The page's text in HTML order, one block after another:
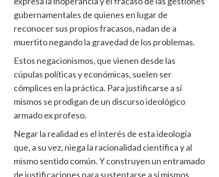
gubernamentales de quienes en lugar de
reconocer sus propios fracasos, nadan de a
muertito negando la gravedad de los problemas.
Estos negacionismos, que vienen desde las
cúpulas políticas y económicas, suelen ser
cómplices en la práctica. Para justificarse a sí
mismos se prodigan de un discurso ideológico
armado ex profeso.
Negar la realidad es el interés de esta ideología
que, a su vez, niega la racionalidad científica y al
mismo sentido común. Y construyen un entramado
de justificaciones para sustentarse a sí mismos.